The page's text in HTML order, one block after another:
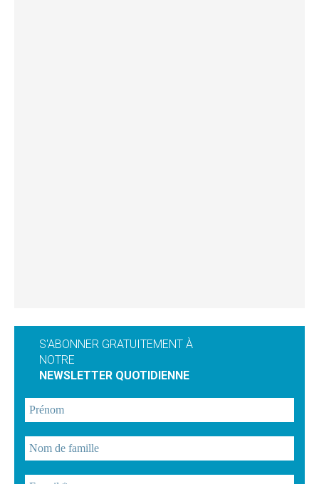
S'ABONNER GRATUITEMENT À
NOTRE
NEWSLETTER QUOTIDIENNE